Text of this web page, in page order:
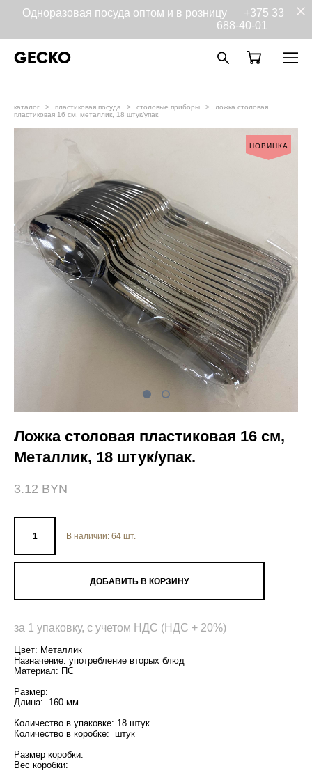
Одноразовая посуда оптом и в розницу +375 33
688-40-01
GECKO
каталог > пластиковая посуда > столовые приборы >
ложка столовая
пластиковая 16 см, металлик, 18 штук/упак.
НОВИНКА
Ложка столовая пластиковая 16 см,
Металлик, 18 штук/упак.
3.12 BYN
В наличии: 64 шт.
ДОБАВИТЬ В КОРЗИНУ
за 1 упаковку, с учетом НДС (НДС + 20%)
Цвет: Металлик
Назначение: употребление вторых блюд
Материал: ПС
Размер:
Длина: 160 мм
Количество в упаковке: 18 штук
Количество в коробке: штук
Размер коробки:
Вес коробки: